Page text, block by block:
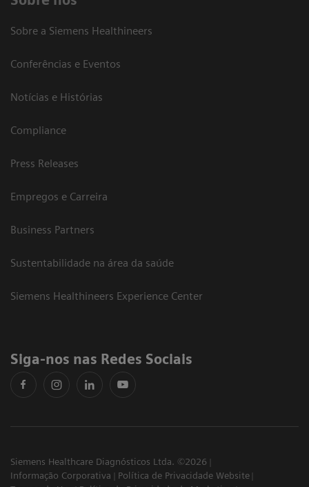
Sobre a Siemens Healthineers
Conferências e Eventos
Notícias e Histórias
Compliance
Press Releases
Empregos e Carreira
Business Partners
Sustentabilidade na área da saúde
Siemens Healthineers Experience Center
Siga-nos nas Redes Sociais
Siemens Healthcare Diagnósticos Ltda. ©2026
Informação Corporativa
Política de Privacidade Website